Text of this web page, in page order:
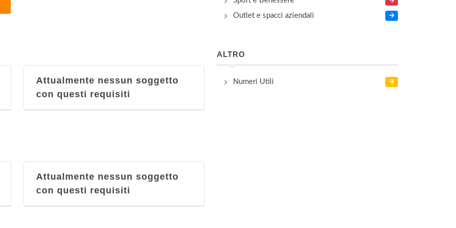
Attualmente nessun soggetto
con questi requisiti
Attualmente nessun soggetto
con questi requisiti
Outlet e spacci aziendali
ALTRO
Numeri Utili